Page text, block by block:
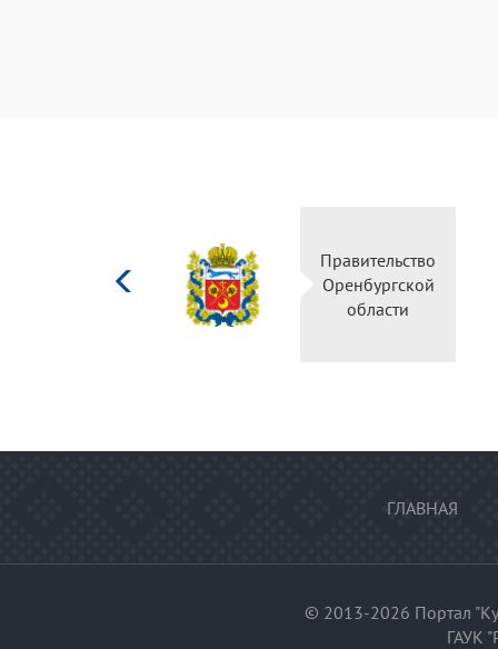
Министерство
культуры
Российской
федерации
ГЛАВНАЯ
© 2013-2026 Портал
ГАУК